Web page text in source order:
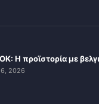
Η προϊστορία με
2026